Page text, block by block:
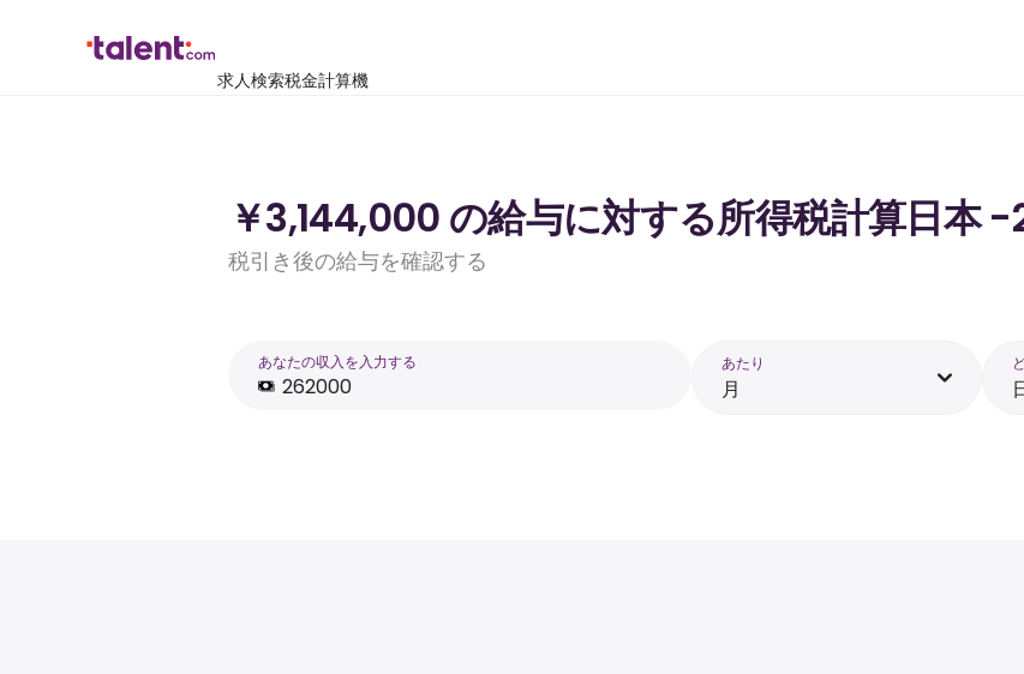
求人検索税金計算機
￥3,144,000 の給与に対する所得税計算日本
税引き後の給与を確認する
あなたの収入を入力する あたり
月